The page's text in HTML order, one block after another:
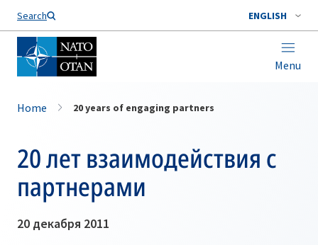
Search ENGLISH
Menu
Home 20 years of engaging partners
20 лет взаимодействия с
партнерами
20 декабря 2011